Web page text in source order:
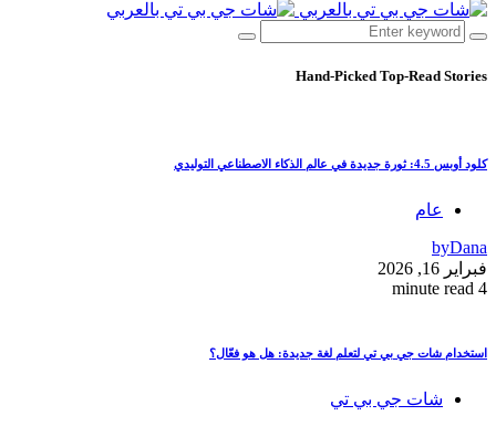
Hand-Picked Top-Read Stories
كلود أوبس 4.5: ثورة جديدة في عالم الذكاء الاصطناعي التوليدي
عام
byDana
فبراير 16, 2026
4 minute read
استخدام شات جي بي تي لتعلم لغة جديدة: هل هو فعّال؟
شات جي بي تي